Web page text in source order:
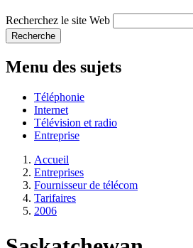
Recherchez le site Web
Recherche
Menu des sujets
Téléphonie
Internet
Télévision et radio
Entreprise
Accueil
Entreprises
Fournisseur de télécom
Tarifaires
2006